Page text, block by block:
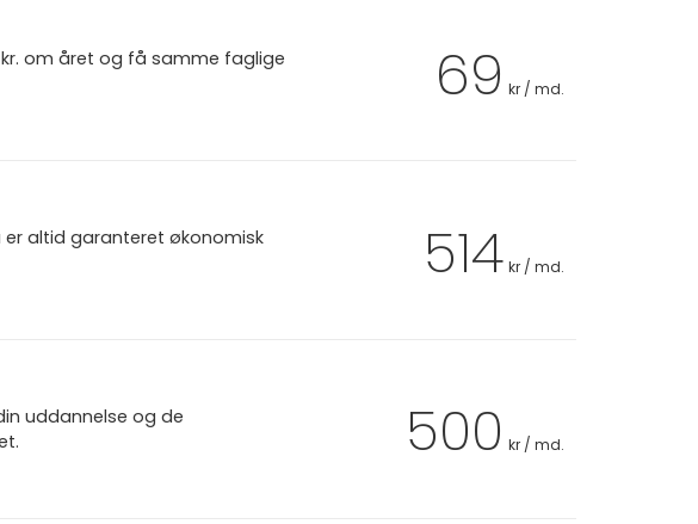
om året og få samme faglige
69 kr / md.
er altid garanteret økonomisk
514 kr / md.
uddannelse og de
500 kr / md.